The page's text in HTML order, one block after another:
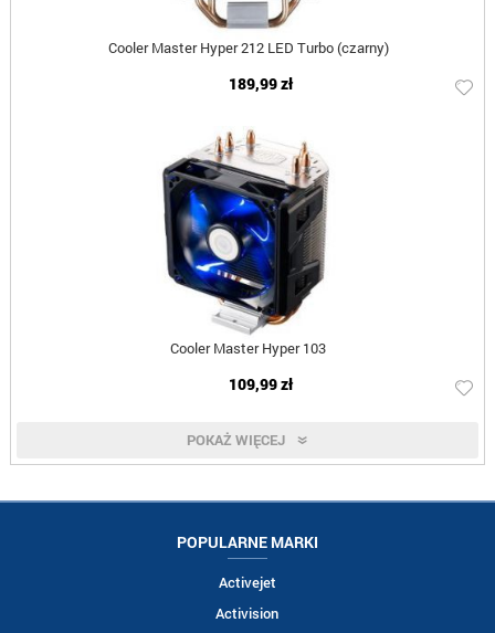
Cooler Master Hyper 212 LED Turbo (czarny)
189,99 zł
Cooler Master Hyper 103
109,99 zł
POKAŻ WIĘCEJ
POPULARNE MARKI
Activejet
Activision